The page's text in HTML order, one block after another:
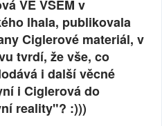
VE VŠEM v
lhala, publikovala
Ciglerové materiál, v
tvrdí, že vše, co
i další věcné
i Ciglerová do
reality"? :)))